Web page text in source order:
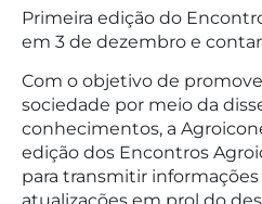
Primeira edição do
em 3 de dezembro e
Com o objetivo de
sociedade por meio da
conhecimentos, a
edição dos Encontros
para transmitir